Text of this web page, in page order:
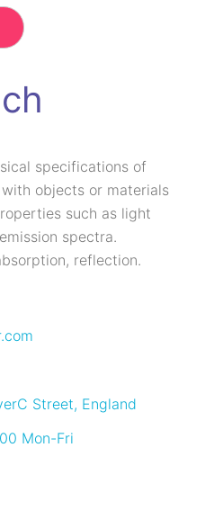
specifications of
objects or materials
such as light
spectra.
reflection.
Street, England
Mon-Fri